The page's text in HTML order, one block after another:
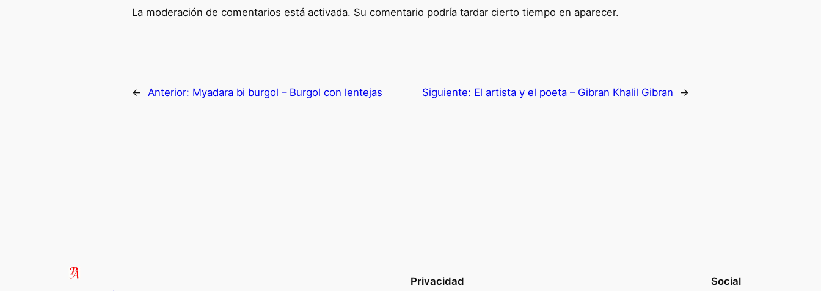
La moderación de comentarios está activada. Su comentario podría tardar cierto tiempo en aparecer.
← Anterior: Myadara bi burgol – Burgol con lentejas Siguiente: El artista y el poeta – Gibran Khalil Gibran →
Privacidad Social